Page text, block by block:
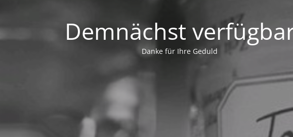
Demnächst
Danke für Ihre Geduld